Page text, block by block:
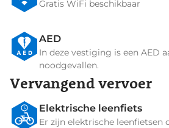
Gratis WiFi beschikbaar
AED
In deze vestiging is een AED
noodgevallen.
Vervangend vervoer
Elektrische leenfiets
Er zijn elektrische leenfietsen